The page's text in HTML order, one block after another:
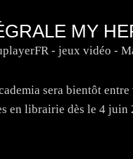
MY
- jeux vidéo -
sera bientôt
en librairie dès le 4